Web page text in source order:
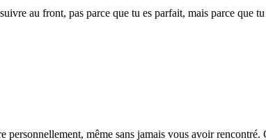
au front, pas parce que tu es parfait, mais parce que
même sans jamais vous avoir